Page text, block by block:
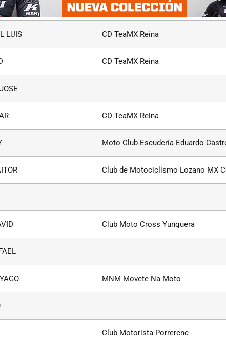
LUIS CD TeaMX Reina
CD TeaMX Reina
CD TeaMX Reina
Moto Club Escudería Eduardo
Club de Motociclismo Lozano MX
Club Moto Cross Yunquera
MNM Movete Na Moto
Club Motorista Porrerenc